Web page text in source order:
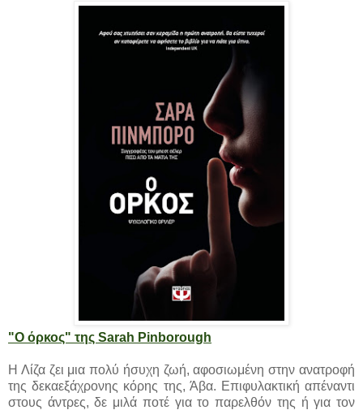
"Ο όρκος" της Sarah Pinborough
Η Λίζα ζει μια πολύ ήσυχη ζωή, αφοσιωμένη στην ανατροφή
της δεκαεξάχρονης κόρης της, Άβα. Επιφυλακτική απέναντι
στους άντρες, δε μιλά ποτέ για το παρελθόν της ή για τον